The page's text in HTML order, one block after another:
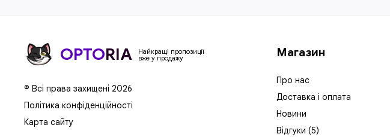
OPTORIA Найкращі пропозиції
вже у продажу
© Всі права захищені 2026
Політика конфіденційності
Карта сайту
Магазин
Про нас
Доставка і оплата
Новини
Відгуки (5)